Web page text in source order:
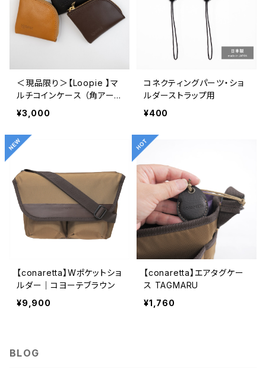
＜現品限り＞【Loopie 】マ
ルチコインケース （角アー
ル）
¥3,000
コネクティングパーツ・ショ
ルダーストラップ用
¥400
【conaretta】Wポケットショ
ルダー｜コヨーテブラウン
¥9,900
【conaretta】エアタグケー
ス TAGMARU
¥1,760
BLOG